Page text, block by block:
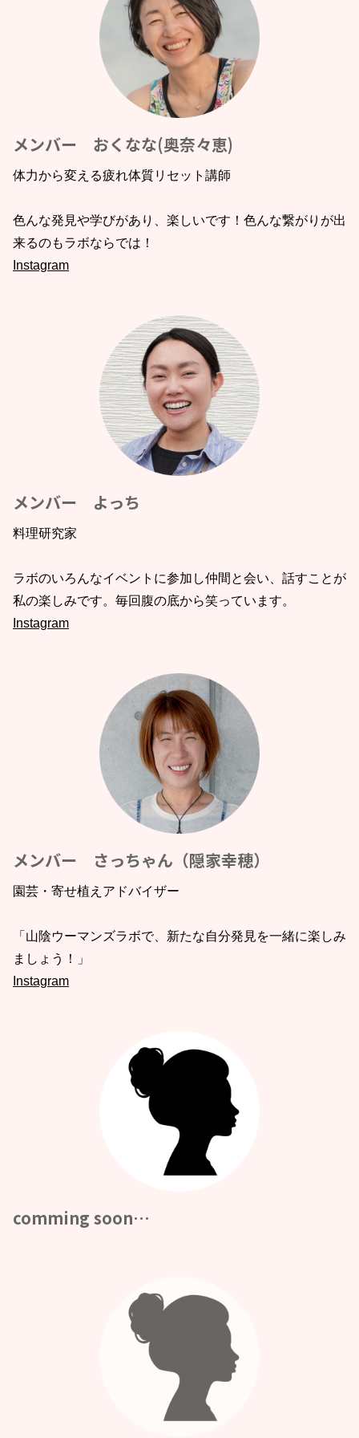
メンバー おくなな(奥奈々恵)
体力から変える疲れ体質リセット講師
色んな発見や学びがあり、楽しいです！色んな繋がりが出
来るのもラボならでは！
Instagram
メンバー よっち
料理研究家
ラボのいろんなイベントに参加し仲間と会い、話すことが
私の楽しみです。毎回腹の底から笑っています。
Instagram
メンバー さっちゃん（隠家幸穂）
園芸・寄せ植えアドバイザー
「山陰ウーマンズラボで、新たな自分発見を一緒に楽しみ
ましょう！」
Instagram
comming soon…